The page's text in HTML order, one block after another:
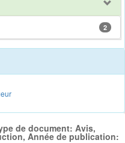
2
de document: Avis,
Année de publication: